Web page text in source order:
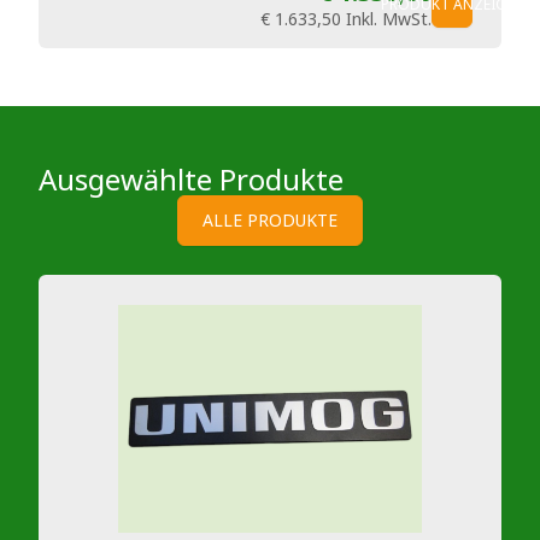
€ 1.633,50 Inkl. MwSt.
Ausgewählte Produkte
ALLE PRODUKTE